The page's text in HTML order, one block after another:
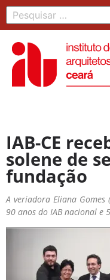
IAB-CE
solene de
fundação
A veriadora Eliana Gomes
90 anos do IAB nacional e